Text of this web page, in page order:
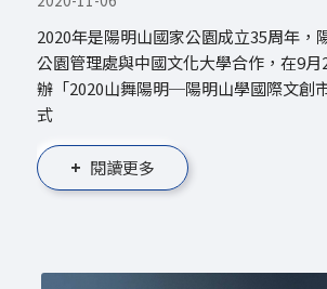
2020年是陽明山國家公園成立35周年，
公園管理處與中國文化大學合作，在9月
辦「2020山舞陽明─陽明山學國際文創
式
閱讀更多